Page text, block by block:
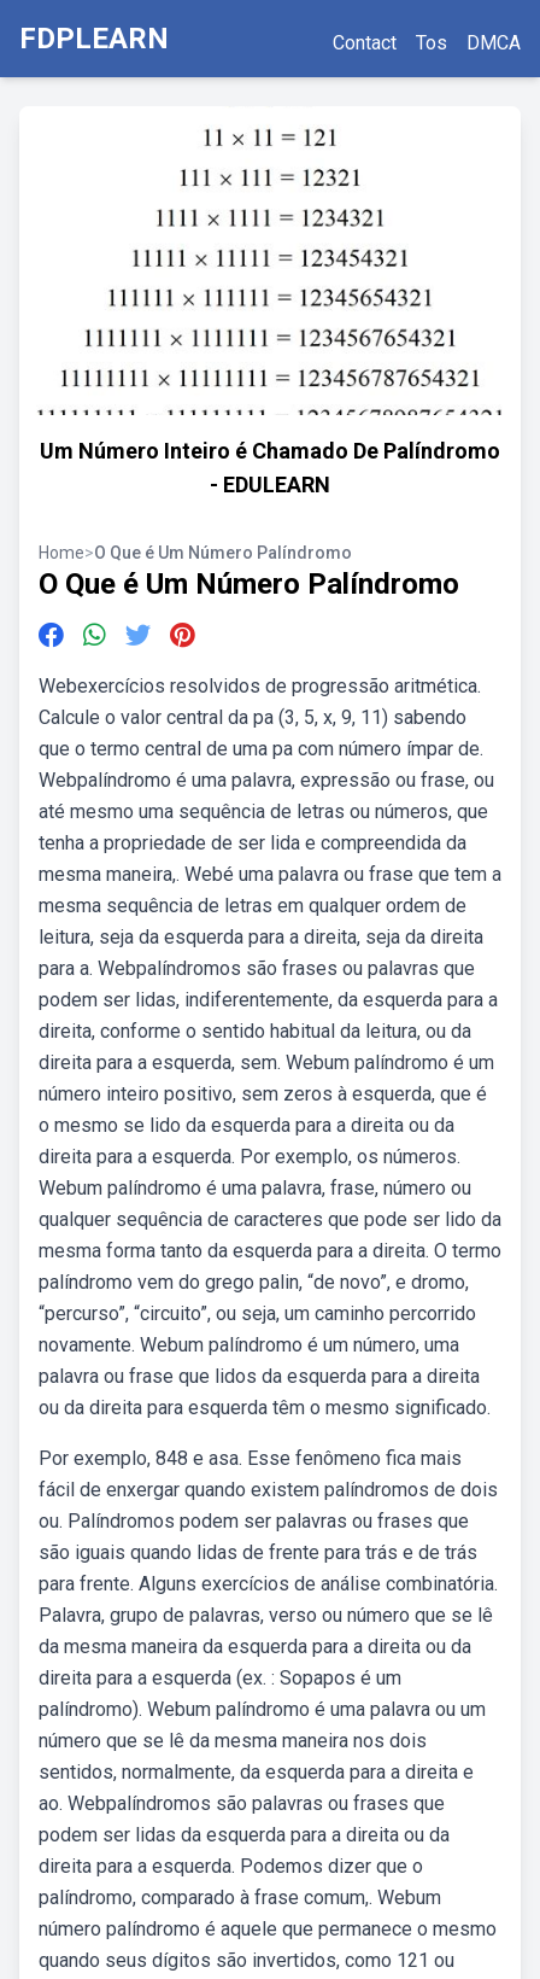
FDPLEARN Contact Tos DMCA
Um Número Inteiro é Chamado De Palíndromo
- EDULEARN
Home>O Que é Um Número Palíndromo
O Que é Um Número Palíndromo
Webexercícios resolvidos de progressão aritmética.
Calcule o valor central da pa (3, 5, x, 9, 11) sabendo
que o termo central de uma pa com número ímpar de.
Webpalíndromo é uma palavra, expressão ou frase, ou
até mesmo uma sequência de letras ou números, que
tenha a propriedade de ser lida e compreendida da
mesma maneira,. Webé uma palavra ou frase que tem a
mesma sequência de letras em qualquer ordem de
leitura, seja da esquerda para a direita, seja da direita
para a. Webpalíndromos são frases ou palavras que
podem ser lidas, indiferentemente, da esquerda para a
direita, conforme o sentido habitual da leitura, ou da
direita para a esquerda, sem. Webum palíndromo é um
número inteiro positivo, sem zeros à esquerda, que é
o mesmo se lido da esquerda para a direita ou da
direita para a esquerda. Por exemplo, os números.
Webum palíndromo é uma palavra, frase, número ou
qualquer sequência de caracteres que pode ser lido da
mesma forma tanto da esquerda para a direita. O termo
palíndromo vem do grego palin, “de novo”, e dromo,
“percurso”, “circuito”, ou seja, um caminho percorrido
novamente. Webum palíndromo é um número, uma
palavra ou frase que lidos da esquerda para a direita
ou da direita para esquerda têm o mesmo significado.
Por exemplo, 848 e asa. Esse fenômeno fica mais
fácil de enxergar quando existem palíndromos de dois
ou. Palíndromos podem ser palavras ou frases que
são iguais quando lidas de frente para trás e de trás
para frente. Alguns exercícios de análise combinatória.
Palavra, grupo de palavras, verso ou número que se lê
da mesma maneira da esquerda para a direita ou da
direita para a esquerda (ex. : Sopapos é um
palíndromo). Webum palíndromo é uma palavra ou um
número que se lê da mesma maneira nos dois
sentidos, normalmente, da esquerda para a direita e
ao. Webpalíndromos são palavras ou frases que
podem ser lidas da esquerda para a direita ou da
direita para a esquerda. Podemos dizer que o
palíndromo, comparado à frase comum,. Webum
número palíndromo é aquele que permanece o mesmo
quando seus dígitos são invertidos, como 121 ou